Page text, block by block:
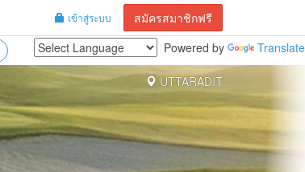
เข้าสู่ระบบ สมัครสมาชิกฟรี
Powered by
Translate
UTTARADIT